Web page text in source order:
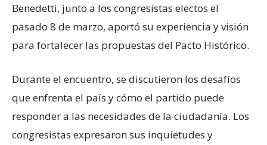
Benedetti, junto a los congresistas electos el
pasado 8 de marzo, aportó su experiencia y visión
para fortalecer las propuestas del Pacto Histórico.
Durante el encuentro, se discutieron los desafíos
que enfrenta el país y cómo el partido puede
responder a las necesidades de la ciudadanía. Los
congresistas expresaron sus inquietudes y